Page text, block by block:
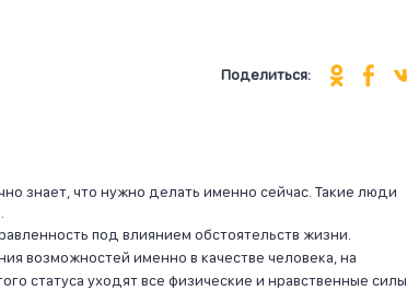
Поделиться:
знает, что нужно делать именно сейчас. Такие люди
под влиянием обстоятельств жизни.
возможностей именно в качестве человека, на
статуса уходят все физические и нравственные силы.